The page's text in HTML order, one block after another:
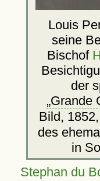
Louis
seine
Bischof
der
Grande
Bild,
des
in
Stephan du